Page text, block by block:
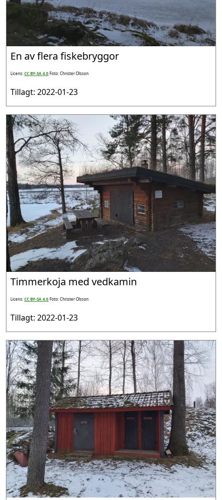
En av flera fiskebryggor
Licens:CC BY-SA 4.0 Foto: Christer Olsson
Tillagt: 2022-01-23
Timmerkoja med vedkamin
Licens:CC BY-SA 4.0Foto: Christer Olsson
Tillagt: 2022-01-23